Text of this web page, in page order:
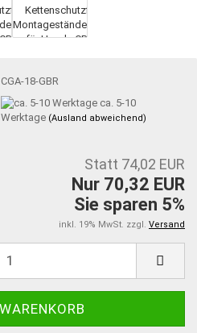
CGA-18-GBR
ca. 5-10
Werktage (Ausland abweichend)
Statt 74,02 EUR
Nur 70,32 EUR
Sie sparen 5%
inkl. 19% MwSt. zzgl. Versand